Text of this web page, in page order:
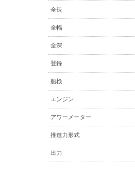
全長
全幅
全深
登録
船検
エンジン
アワーメーター
推進力形式
出力